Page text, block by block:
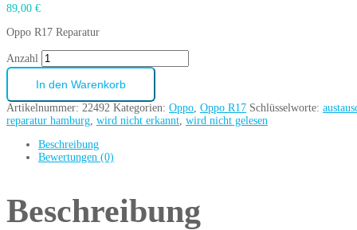
89,00 €
Oppo R17 Reparatur
Anzahl
In den Warenkorb
Artikelnummer: 22492 Kategorien: Oppo, Oppo R17 Schlüsselworte:
reparatur hamburg, wird nicht erkannt, wird nicht gelesen
Beschreibung
Bewertungen (0)
Beschreibung